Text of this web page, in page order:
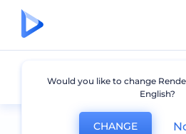
Araba Yıkama
Would you like to change
English?
CHANGE